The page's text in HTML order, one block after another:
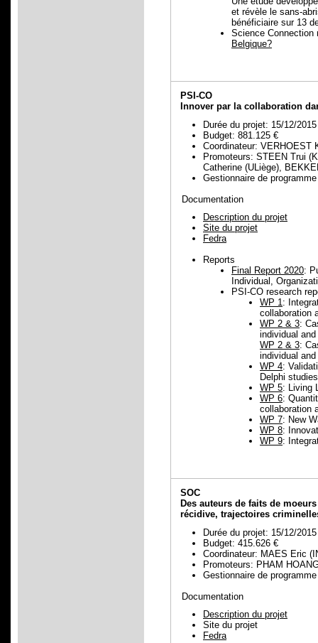
et révèle le sans-
bénéficiaire sur 13
Science Connection
Belgique?
PSI-CO
Innover par la collaboration
Durée du projet: 15/12/
Budget: 881.125 €
Coordinateur: VERHOEST
Promoteurs: STEEN Trui
Catherine (ULiège),
Gestionnaire de
Documentation
Description du projet
Site du projet
Fedra
Reports
Final Report 2020:
Individual,
PSI-CO research
WP 1:
collaboration
WP 2 & 3:
individual
WP 2 & 3:
individual
WP 4:
Delphi studies
WP 5: Living
WP 6:
collaboration
WP 7: New
WP 8:
WP 9:
SOC
Des auteurs de faits de
récidive, trajectoires
Durée du projet: 15/12/
Budget: 415.626 €
Coordinateur: MAES Eric
Promoteurs: PHAM
Gestionnaire de
Documentation
Description du projet
Site du projet
Fedra